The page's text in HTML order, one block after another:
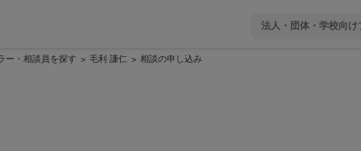
法人・団体・学校向け
ー・相談員を探す > 毛利 謙仁 > 相談の申し込み